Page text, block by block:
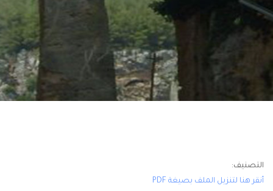
التصنيف:
أنقر هنا لتنزيل الملف بصيغة PDF